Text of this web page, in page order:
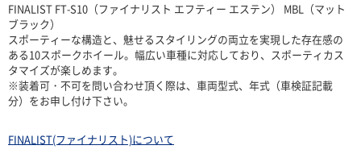
FINALIST FT-S10（ファイナリスト エフティー エステン） MBL（マット
ブラック）
スポーティーな構造と、魅せるスタイリングの両立を実現した存在感の
ある10スポークホイール。幅広い車種に対応しており、スポーティカス
タマイズが楽しめます。
※装着可・不可を問い合わせ頂く際は、車両型式、年式（車検証記載
分）をお申し付け下さい。
FINALIST(ファイナリスト)について